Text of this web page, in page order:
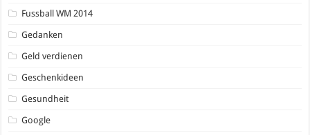
Fussball WM 2014
Gedanken
Geld verdienen
Geschenkideen
Gesundheit
Google